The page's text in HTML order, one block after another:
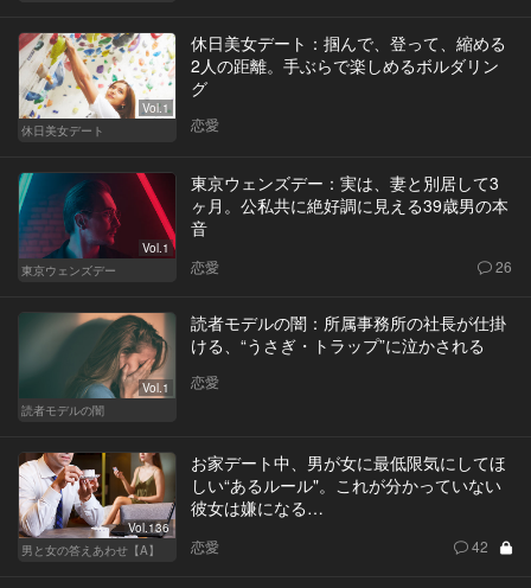
Vol.1
休日美女デート
休日美女デート：掴んで、登って、縮める
2人の距離。手ぶらで楽しめるボルダリン
グ
恋愛
Vol.1
東京ウェンズデー
東京ウェンズデー：実は、妻と別居して3
ヶ月。公私共に絶好調に見える39歳男の本
音
恋愛 26
Vol.1
読者モデルの闇
読者モデルの闇：所属事務所の社長が仕掛
ける、“うさぎ・トラップ”に泣かされる
恋愛
Vol.136
男と女の答えあわせ【A】
お家デート中、男が女に最低限気にしてほ
しい“あるルール"。これが分かっていない
彼女は嫌になる…
恋愛 42